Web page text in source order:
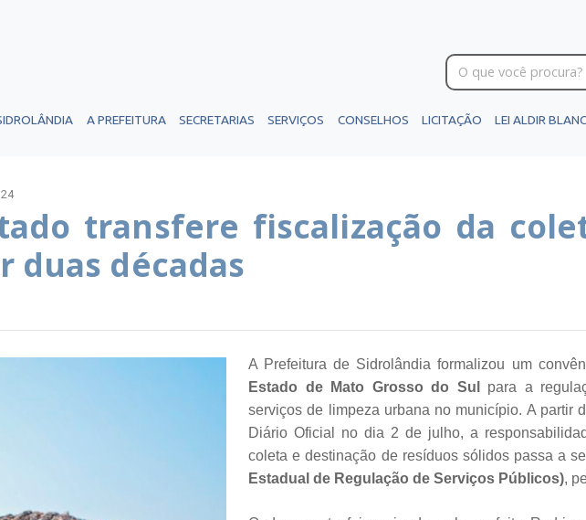
A PREFEITURA SECRETARIAS SERVIÇOS CONSELHOS LICITAÇÃO LEI ALDIR BLANC
transfere fiscalização da
duas décadas
A Prefeitura de Sidrolândia formalizou um
Estado de Mato Grosso do Sul
para a
serviços de limpeza urbana no município. A partir
Diário Oficial no dia 2 de julho, a
coleta e destinação de resíduos sólidos passa a
Estadual de Regulação de Serviços Públicos),